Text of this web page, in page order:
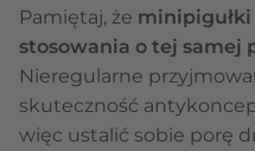
Pamiętaj, że
stosowania o tej samej
Nieregularne
skuteczność
więc ustalić sobie porę